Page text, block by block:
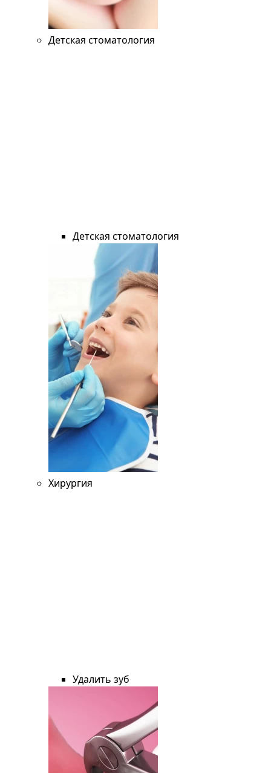
Детская стоматология
Детская стоматология
Хирургия
Удалить зуб